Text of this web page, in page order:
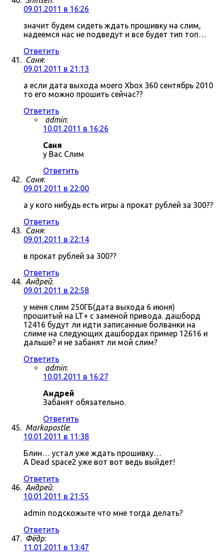
09.01.2011 в 16:26
значит будем сидеть ждать прошивку на слим,
надеемся нас не подведут и все будет тип топ…
Ответить
Саня:
09.01.2011 в 21:13
а если дата выхода моего Xbox 360 сентябрь 2010
то его можно прошить сейчас??
Ответить
admin:
10.01.2011 в 16:26
Саня
у Вас Слим
Ответить
Саня:
09.01.2011 в 22:00
а у кого нибудь есть игры а прокат рублей за 300??
Ответить
Саня:
09.01.2011 в 22:14
в прокат рублей за 300??
Ответить
Андрей:
09.01.2011 в 22:58
у меня слим 250ГБ(дата выхода 6 июня)
прошитый на LT+ с заменой привода. дашборд
12416 будут ли идти записанные болванки на
слиме на следующих дашбордах пример 12616 и
дальше? и не забанят ли мой слим?
Ответить
admin:
10.01.2011 в 16:27
Андрей
Забанят обязательно.
Ответить
Markapostle:
10.01.2011 в 11:38
Блин… устал уже ждать прошивку…
А Dead space2 уже вот вот ведь выйдет!
Ответить
Андрей:
10.01.2011 в 21:55
admin подскожыте что мне тогда делать?
Ответить
Фёдр:
11.01.2011 в 13:47